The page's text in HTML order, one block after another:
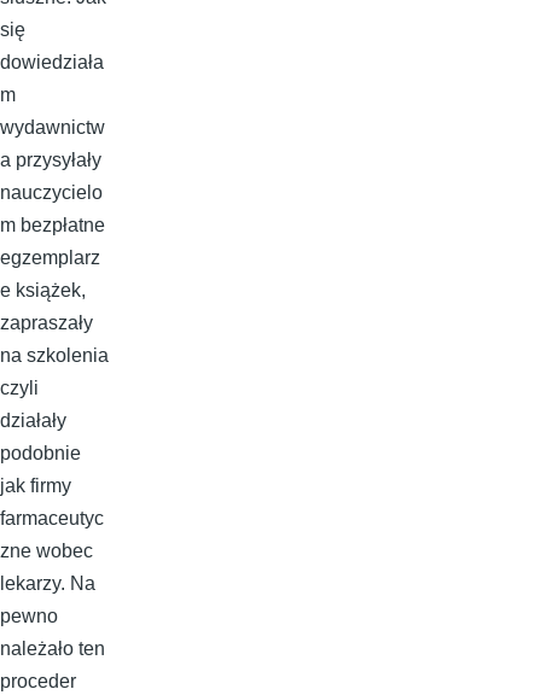
się
dowiedziała
m
wydawnictw
a przysyłały
nauczycielo
m bezpłatne
egzemplarz
e książek,
zapraszały
na szkolenia
czyli
działały
podobnie
jak firmy
farmaceutyc
zne wobec
lekarzy. Na
pewno
należało ten
proceder